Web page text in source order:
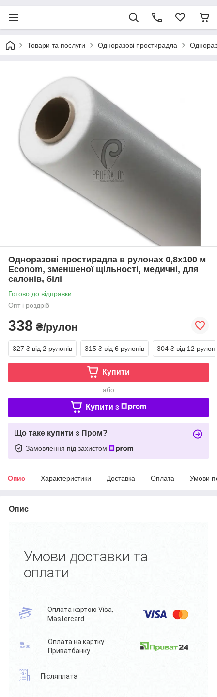
Товари та послуги Одноразові простирадла
Одноразові простирадла в рулонах 0,8х100 м
Econom, зменшеної щільності, медичні, для
салонів, білі
Готово до відправки
Опт і роздріб
338 ₴/рулон
327 ₴ від 2 рулонів 315 ₴ від 6 рулонів 304 ₴ від 12
Купити
або
Купити з
Що таке купити з Пром?
Замовлення під захистом
Опис Характеристики Доставка Оплата Умови
Опис
Умови доставки та
оплати
Оплата картою Visa,
Mastercard
Оплата на картку
Приватбанку
Післяплата